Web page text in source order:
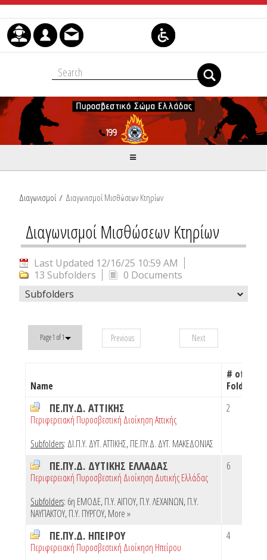
Skip to Content
Διαγωνισμοί / Διαγωνισμοί Μισθώσεων Κτηρίων
Διαγωνισμοί Μισθώσεων Κτηρίων
Last Updated 12/16/25 10:59 AM
13 Subfolders
0 Documents
Subfolders
Page 1 of 1 Previous Next
Name
# of
Folders
ΠΕ.ΠΥ.Δ. ΑΤΤΙΚΗΣ
Περιφερειακή Πυροσβεστική Διοίκηση Αττικής
Subfolders: ΔΙ.Π.Υ. ΔΥΤ. ΑΤΤΙΚΗΣ,ΠΕ.ΠΥ.Δ. ΔΥΤ. ΜΑΚΕΔΟΝΙΑΣ
2
ΠΕ.ΠΥ.Δ. ΔΥΤΙΚΗΣ ΕΛΛΑΔΑΣ
Περιφερειακή Πυροσβεστική Διοίκηση Δυτικής Ελλάδας
Subfolders: 6η ΕΜΟΔΕ,Π.Υ. ΑΙΓΙΟΥ,Π.Υ. ΛΕΧΑΙΝΩΝ,Π.Υ.
ΝΑΥΠΑΚΤΟΥ,Π.Υ. ΠΥΡΓΟΥ,More »
6
ΠΕ.ΠΥ.Δ. ΗΠΕΙΡΟΥ
Περιφερειακή Πυροσβεστική Διοίκηση Ηπείρου
4